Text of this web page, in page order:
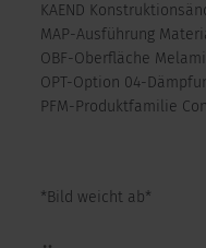
KAEND
MAP-Ausführung
OBF-Oberfläche
OPT-Option 04-
PFM-Produktfamilie
*Bild weicht ab*